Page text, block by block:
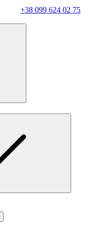
+38 099 624 02 75